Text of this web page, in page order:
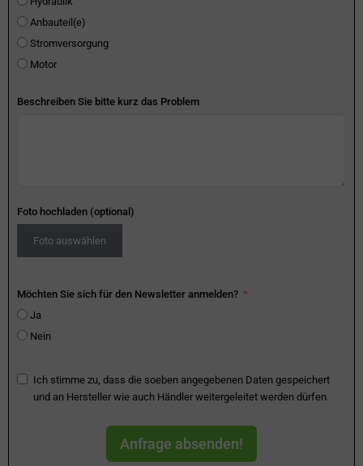
Anbauteil(e)
Stromversorgung
Motor
Beschreiben Sie bitte kurz das Problem
Foto hochladen (optional)
Foto auswählen
Möchten Sie sich für den Newsletter anmelden?
Ja
Nein
Ich stimme zu, dass die soeben angegebenen Daten gespeichert
und an Hersteller wie auch Händler weitergeleitet werden dürfen.
Anfrage absenden!